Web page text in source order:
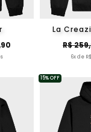
La
R$
6x de
15% OFF